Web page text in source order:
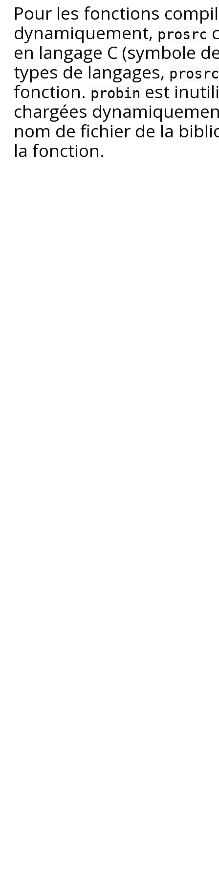
Pour les fonctions
dynamiquement, prosrc
en langage C (symbole
types de langages, prosrc
fonction. probin est
chargées
nom de fichier de la
la fonction.